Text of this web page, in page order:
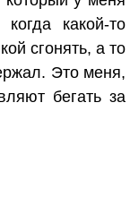
какой-то
сгонять, а то
Это меня,
бегать за